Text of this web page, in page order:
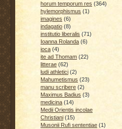
horum temporum res (364)
hylemorphismus (1)
imagines (6)
indagatio (8)
institutio liberalis (71)
Ioanna Rolanda (6)
ioca (4)
ite ad Thomam (22)
litterae (62)
ludi athletici (2)
Mahumetismus (23)
manu scribere (2)
Maximus Badius (3)
medicina (14)
Medii Orientis incolae
Christiani (15)
Musonii Rufi sententiae (1)